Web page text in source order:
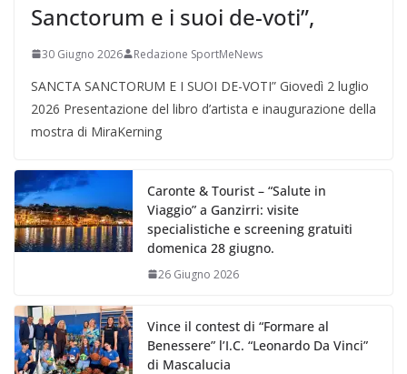
Sanctorum e i suoi de-voti”,
30 Giugno 2026 Redazione SportMeNews
SANCTA SANCTORUM E I SUOI DE-VOTI” Giovedì 2 luglio
2026 Presentazione del libro d’artista e inaugurazione della
mostra di MiraKerning
Caronte & Tourist – “Salute in
Viaggio” a Ganzirri: visite
specialistiche e screening gratuiti
domenica 28 giugno.
26 Giugno 2026
Vince il contest di “Formare al
Benessere” l’I.C. “Leonardo Da Vinci”
di Mascalucia